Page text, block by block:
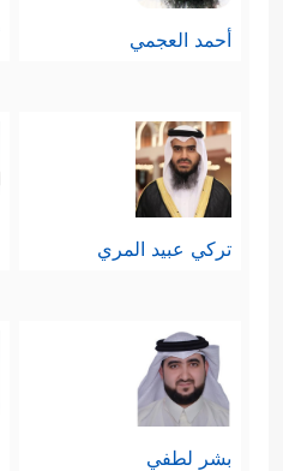
أحمد العجمي
تركي عبيد المري
بشر لطفي